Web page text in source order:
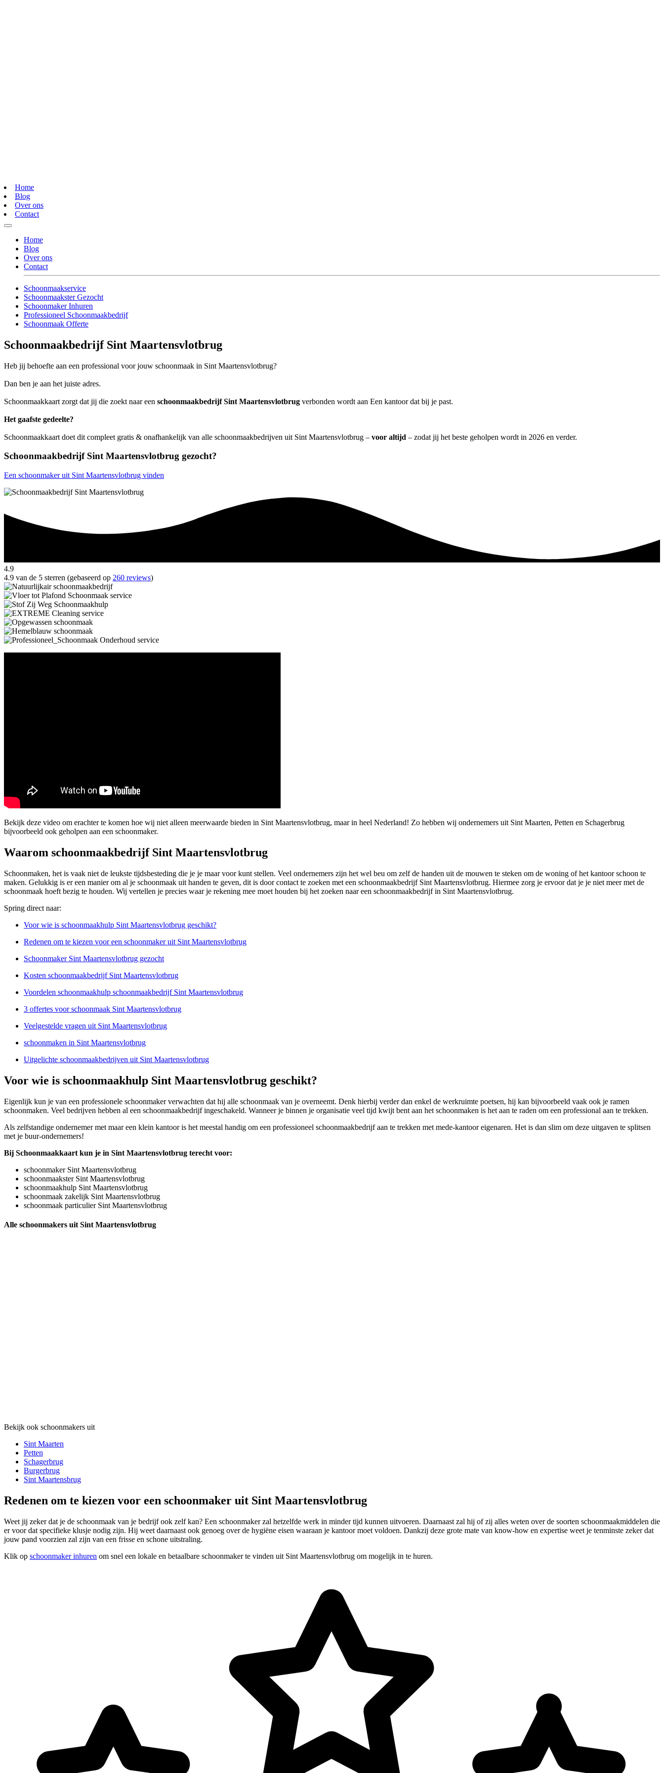
Home
Blog
Over ons
Contact
Home
Blog
Over ons
Contact
Schoonmaakservice
Schoonmaakster Gezocht
Schoonmaker Inhuren
Professioneel Schoonmaakbedrijf
Schoonmaak Offerte
Schoonmaakbedrijf Sint Maartensvlotbrug
Heb jij behoefte aan een professional voor jouw schoonmaak in Sint Maartensvlotbrug?
Dan ben je aan het juiste adres.
Schoonmaakkaart zorgt dat jij die zoekt naar een schoonmaakbedrijf Sint Maartensvlotbrug verbonden wordt aan Een kantoor dat bij je past.
Het gaafste gedeelte?
Schoonmaakkaart doet dit compleet gratis & onafhankelijk van alle schoonmaakbedrijven uit Sint Maartensvlotbrug – voor altijd – zodat jij het beste geholpen wordt in 2026 en verder.
Schoonmaakbedrijf Sint Maartensvlotbrug gezocht?
Een schoonmaker uit Sint Maartensvlotbrug vinden
4.9
4.9 van de 5 sterren (gebaseerd op 260 reviews)
Bekijk deze video om erachter te komen hoe wij niet alleen meerwaarde bieden in Sint Maartensvlotbrug, maar in heel Nederland! Zo hebben wij ondernemers uit Sint Maarten, Petten en Schagerbrug
bijvoorbeeld ook geholpen aan een schoonmaker.
Waarom schoonmaakbedrijf Sint Maartensvlotbrug
Schoonmaken, het is vaak niet de leukste tijdsbesteding die je je maar voor kunt stellen. Veel ondernemers zijn het wel beu om zelf de handen uit de mouwen te steken om de woning of het kantoor schoon te
maken. Gelukkig is er een manier om al je schoonmaak uit handen te geven, dit is door contact te zoeken met een schoonmaakbedrijf Sint Maartensvlotbrug. Hiermee zorg je ervoor dat je je niet meer met de
schoonmaak hoeft bezig te houden. Wij vertellen je precies waar je rekening mee moet houden bij het zoeken naar een schoonmaakbedrijf in Sint Maartensvlotbrug.
Spring direct naar:
Voor wie is schoonmaakhulp Sint Maartensvlotbrug geschikt?
Redenen om te kiezen voor een schoonmaker uit Sint Maartensvlotbrug
Schoonmaker Sint Maartensvlotbrug gezocht
Kosten schoonmaakbedrijf Sint Maartensvlotbrug
Voordelen schoonmaakhulp schoonmaakbedrijf Sint Maartensvlotbrug
3 offertes voor schoonmaak Sint Maartensvlotbrug
Veelgestelde vragen uit Sint Maartensvlotbrug
schoonmaken in Sint Maartensvlotbrug
Uitgelichte schoonmaakbedrijven uit Sint Maartensvlotbrug
Voor wie is schoonmaakhulp Sint Maartensvlotbrug geschikt?
Eigenlijk kun je van een professionele schoonmaker verwachten dat hij alle schoonmaak van je overneemt. Denk hierbij verder dan enkel de werkruimte poetsen, hij kan bijvoorbeeld vaak ook je ramen
schoonmaken. Veel bedrijven hebben al een schoonmaakbedrijf ingeschakeld. Wanneer je binnen je organisatie veel tijd kwijt bent aan het schoonmaken is het aan te raden om een professional aan te trekken.
Als zelfstandige ondernemer met maar een klein kantoor is het meestal handig om een professioneel schoonmaakbedrijf aan te trekken met mede-kantoor eigenaren. Het is dan slim om deze uitgaven te splitsen
met je buur-ondernemers!
Bij Schoonmaakkaart kun je in Sint Maartensvlotbrug terecht voor:
schoonmaker Sint Maartensvlotbrug
schoonmaakster Sint Maartensvlotbrug
schoonmaakhulp Sint Maartensvlotbrug
schoonmaak zakelijk Sint Maartensvlotbrug
schoonmaak particulier Sint Maartensvlotbrug
Alle schoonmakers uit Sint Maartensvlotbrug
Bekijk ook schoonmakers uit
Sint Maarten
Petten
Schagerbrug
Burgerbrug
Sint Maartensbrug
Redenen om te kiezen voor een schoonmaker uit Sint Maartensvlotbrug
Weet jij zeker dat je de schoonmaak van je bedrijf ook zelf kan? Een schoonmaker zal hetzelfde werk in minder tijd kunnen uitvoeren. Daarnaast zal hij of zij alles weten over de soorten schoonmaakmiddelen die
er voor dat specifieke klusje nodig zijn. Hij weet daarnaast ook genoeg over de hygiëne eisen waaraan je kantoor moet voldoen. Dankzij deze grote mate van know-how en expertise weet je tenminste zeker dat
jouw pand voorzien zal zijn van een frisse en schone uitstraling.
Klik op schoonmaker inhuren om snel een lokale en betaalbare schoonmaker te vinden uit Sint Maartensvlotbrug om mogelijk in te huren.